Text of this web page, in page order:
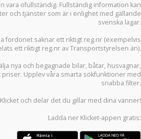
vara ofullständig. Fullständig information kan
och tjänster som är i enlighet med gällande
svenska lagar.
fordonet saknar ett riktigt reg.nr (exempelvis
ett riktigt reg.nr av Transportstyrelsen än).
nya och begagnade bilar, båtar, husvagnar,
Upplev våra smarta sökfunktioner med
snabba filter.
Klicket och delar det du gillar med dina vänner!
Ladda ner Klicket-appen gratis: